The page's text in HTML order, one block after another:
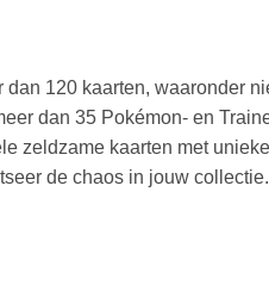
120 kaarten, waaronder
dan 35 Pokémon- en
zeldzame kaarten met
de chaos in jouw collectie.